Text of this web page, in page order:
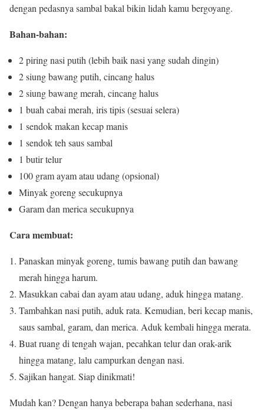
dengan pedasnya sambal bakal bikin lidah kamu bergoyang.
Bahan-bahan:
2 piring nasi putih (lebih baik nasi yang sudah dingin)
2 siung bawang putih, cincang halus
2 siung bawang merah, cincang halus
1 buah cabai merah, iris tipis (sesuai selera)
1 sendok makan kecap manis
1 sendok teh saus sambal
1 butir telur
100 gram ayam atau udang (opsional)
Minyak goreng secukupnya
Garam dan merica secukupnya
Cara membuat:
Panaskan minyak goreng, tumis bawang putih dan bawang
merah hingga harum.
Masukkan cabai dan ayam atau udang, aduk hingga matang.
Tambahkan nasi putih, aduk rata. Kemudian, beri kecap manis,
saus sambal, garam, dan merica. Aduk kembali hingga merata.
Buat ruang di tengah wajan, pecahkan telur dan orak-arik
hingga matang, lalu campurkan dengan nasi.
Sajikan hangat. Siap dinikmati!
Mudah kan? Dengan hanya beberapa bahan sederhana, nasi